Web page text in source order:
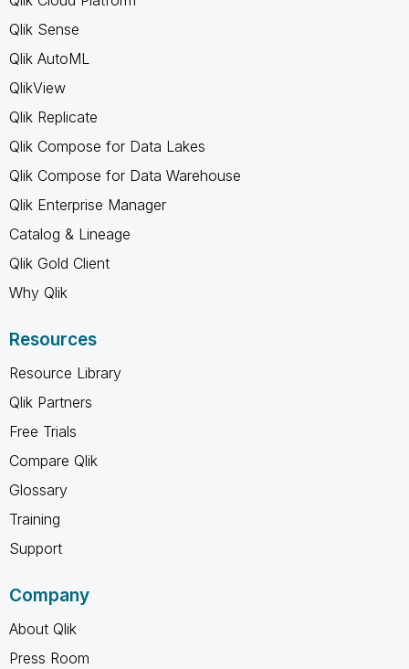
Qlik Sense
Qlik AutoML
QlikView
Qlik Replicate
Qlik Compose for Data Lakes
Qlik Compose for Data Warehouse
Qlik Enterprise Manager
Catalog & Lineage
Qlik Gold Client
Why Qlik
Resources
Resource Library
Qlik Partners
Free Trials
Compare Qlik
Glossary
Training
Support
Company
About Qlik
Press Room